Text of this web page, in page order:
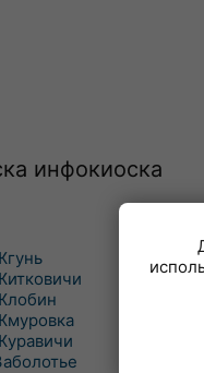
инфокиоска